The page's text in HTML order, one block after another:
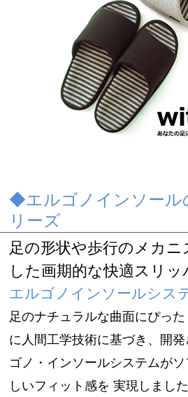
◆エルゴノインソール
リーズ
足の形状や歩行のメカ
した画期的な快適スリッ
エルゴノインソールシス
足のナチュラルな曲面にぴった
に人間工学技術に基づき、 開
ゴノ・インソールシステムが
しいフィット感を実現しました